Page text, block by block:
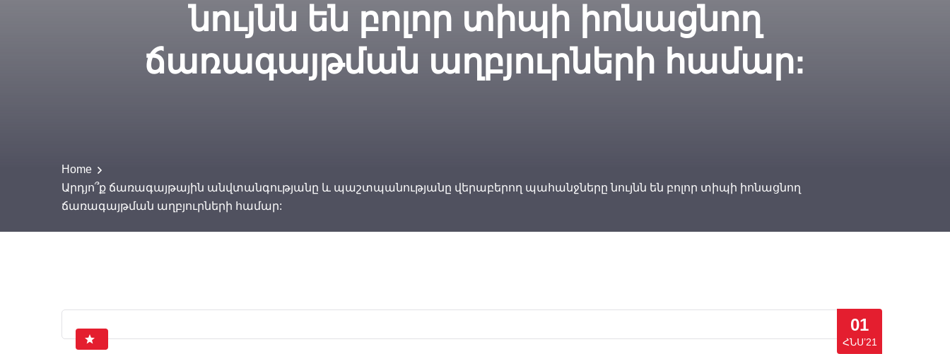
նույնն են բոլոր տիպի իոնացնող
ճառագայթման աղբյուրների համար:
Home
Արդյո՞ք ճառագայթային անվտանգությանը և պաշտպանությանը վերաբերող պահանջները նույնն են բոլոր տիպի իոնացնող
ճառագայթման աղբյուրների համար:
01
ՀՆՍ’21